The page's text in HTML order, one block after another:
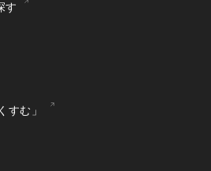
す
すむ」